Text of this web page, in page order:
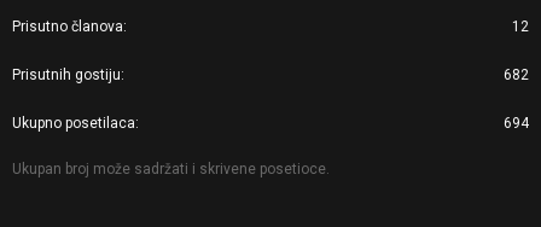
Prisutno članova 12
Prisutnih gostiju 682
Ukupno posetilaca 694
Ukupan broj može sadržati i skrivene posetioce.